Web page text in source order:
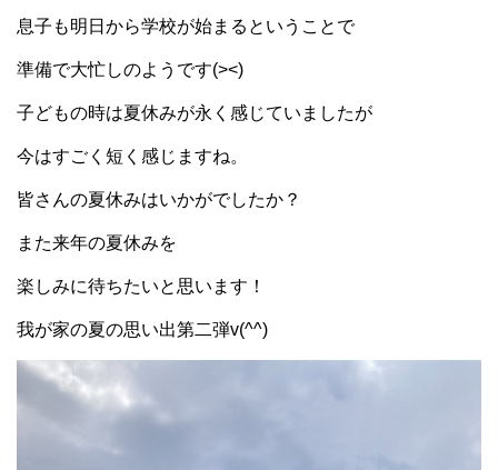
息子も明日から学校が始まるということで
準備で大忙しのようです(><)
子どもの時は夏休みが永く感じていましたが
今はすごく短く感じますね。
皆さんの夏休みはいかがでしたか？
また来年の夏休みを
楽しみに待ちたいと思います！
我が家の夏の思い出第二弾v(^^)